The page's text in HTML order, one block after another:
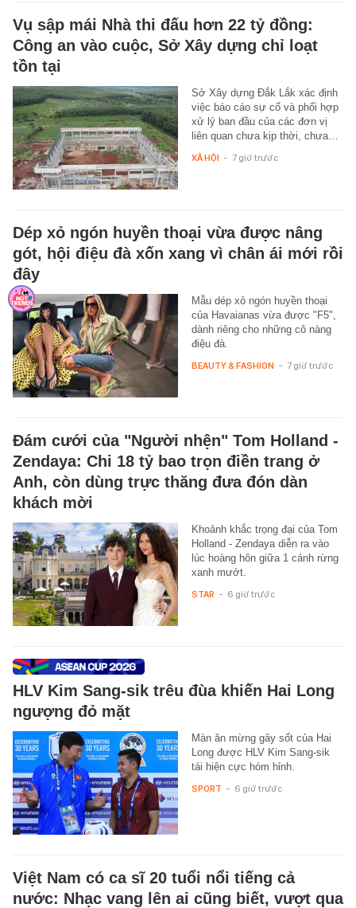
Vụ sập mái Nhà thi đấu hơn 22 tỷ đồng:
Công an vào cuộc, Sở Xây dựng chỉ loạt
tồn tại
Sở Xây dựng Đắk Lắk xác định
việc báo cáo sự cố và phối hợp
xử lý ban đầu của các đơn vị
liên quan chưa kịp thời, chưa…
XÃ HỘI - 7 giờ trước
Dép xỏ ngón huyền thoại vừa được nâng
gót, hội điệu đà xốn xang vì chân ái mới rồi
đây
Mẫu dép xỏ ngón huyền thoại
của Havaianas vừa được "F5",
dành riêng cho những cô nàng
điệu đà.
BEAUTY & FASHION - 7 giờ trước
Đám cưới của "Người nhện" Tom Holland -
Zendaya: Chi 18 tỷ bao trọn điền trang ở
Anh, còn dùng trực thăng đưa đón dàn
khách mời
Khoảnh khắc trọng đại của Tom
Holland - Zendaya diễn ra vào
lúc hoàng hôn giữa 1 cánh rừng
xanh mướt.
STAR - 6 giờ trước
HLV Kim Sang-sik trêu đùa khiến Hai Long
ngượng đỏ mặt
Màn ăn mừng gây sốt của Hai
Long được HLV Kim Sang-sik
tái hiện cực hóm hỉnh.
SPORT - 6 giờ trước
Việt Nam có ca sĩ 20 tuổi nổi tiếng cả
nước: Nhạc vang lên ai cũng biết, vượt qua